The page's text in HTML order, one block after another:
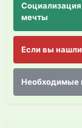
Социализация
мечты
Если вы
Необходимые